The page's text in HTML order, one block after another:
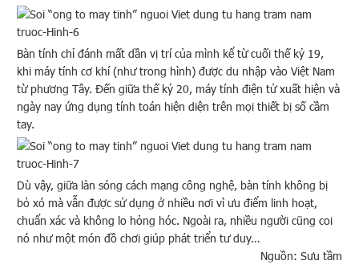
Bàn tính chỉ đánh mất dần vị trí của mình kể từ cuối thế kỷ 19,
khi máy tính cơ khí (như trong hình) được du nhập vào Việt Nam
từ phương Tây. Đến giữa thế kỷ 20, máy tính điện tử xuất hiện và
ngày nay ứng dụng tính toán hiện diện trên mọi thiết bị số cầm
tay.
Dù vậy, giữa làn sóng cách mạng công nghệ, bàn tính không bị
bỏ xó mà vẫn được sử dụng ở nhiều nơi vì ưu điểm linh hoạt,
chuẩn xác và không lo hỏng hóc. Ngoài ra, nhiều người cũng coi
nó như một món đồ chơi giúp phát triển tư duy…
Nguồn: Sưu tầm